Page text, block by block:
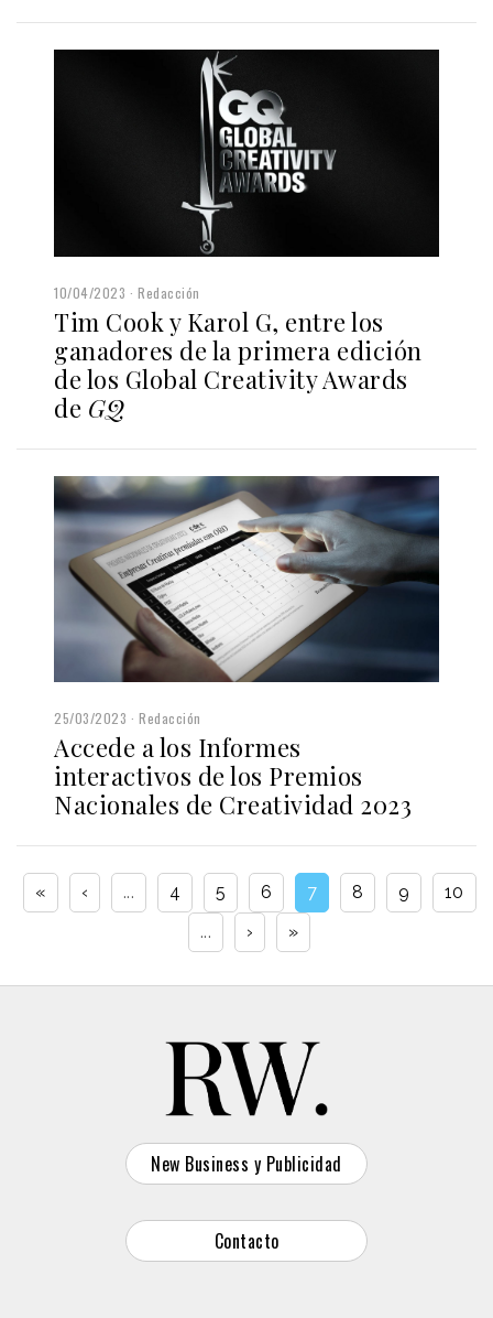
10/04/2023 Redacción
Tim Cook y Karol G, entre los
ganadores de la primera edición
de los Global Creativity Awards
de GQ
25/03/2023 Redacción
Accede a los Informes
interactivos de los Premios
Nacionales de Creatividad 2023
« ‹ ... 4 5 6 7 8 9
10
...
› »
New Business y Publicidad
Contacto